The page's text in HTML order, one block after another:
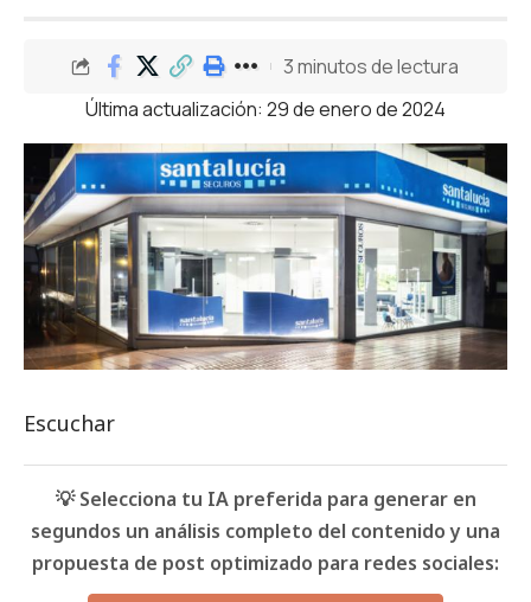
Última actualización: 29 de enero de 2024
3 minutos de lectura
Escuchar
💡 Selecciona tu IA preferida para generar en
segundos un análisis completo del contenido y una
propuesta de post optimizado para redes sociales: